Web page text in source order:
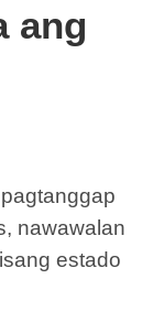
ang
nawawalan
estado